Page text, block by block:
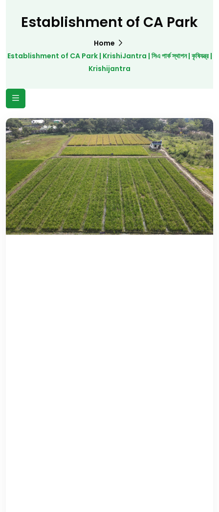
Establishment of CA Park
Home
Establishment of CA Park | KrishiJantra | সিএ পার্ক স্থাপন | কৃষিযন্ত্র |
Krishijantra